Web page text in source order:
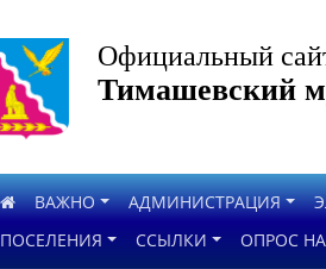
Официальный
Тимашевский
ВАЖНО АДМИНИСТРАЦИЯ
ПОСЕЛЕНИЯ
ССЫЛКИ ОПРОС